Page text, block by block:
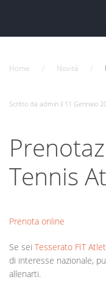
Home Novità
Scritto da admin il 11 Gennaio
Tennis
Prenota online
Se sei Tesserato FIT
di interesse nazionale,
allenarti.